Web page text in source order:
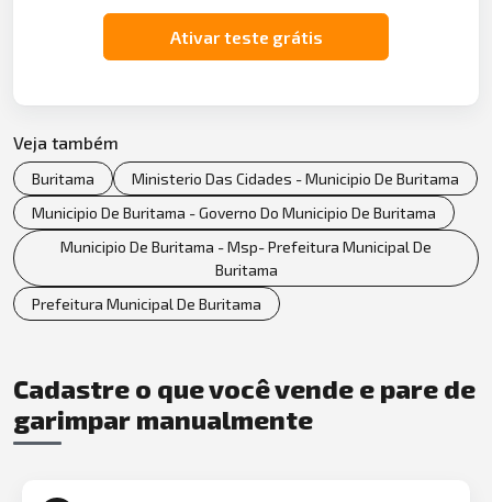
Ativar teste grátis
Veja também
Buritama
Ministerio Das Cidades - Municipio De Buritama
Municipio De Buritama - Governo Do Municipio De Buritama
Municipio De Buritama - Msp- Prefeitura Municipal De
Buritama
Prefeitura Municipal De Buritama
Cadastre o que você vende e pare de
garimpar manualmente